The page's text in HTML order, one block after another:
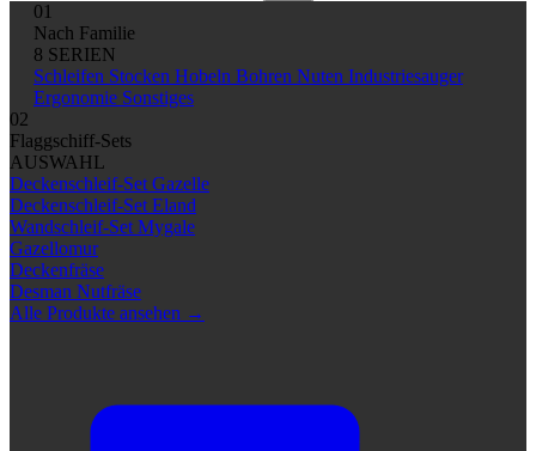
01
Nach Familie
8 SERIEN
Schleifen Stocken Hobeln Bohren Nuten Industriesauger
Ergonomie Sonstiges
02
Flaggschiff-Sets
AUSWAHL
Deckenschleif-Set Gazelle
Deckenschleif-Set Eland
Wandschleif-Set Mygale
Gazellomur
Deckenfräse
Desman Nutfräse
Alle Produkte ansehen →